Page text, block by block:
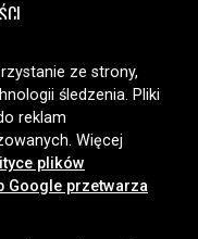
ze strony,
śledzenia. Pliki
reklam
Więcej
plików
Google przetwarza